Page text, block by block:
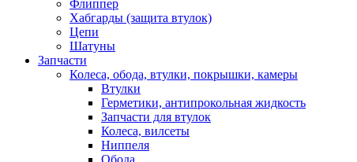
Флиппер
Хабгарды (защита втулок)
Цепи
Шатуны
Запчасти
Колеса, обода, втулки, покрышки, камеры
Втулки
Герметики, антипрокольная жидкость
Запчасти для втулок
Колеса, вилсеты
Ниппеля
Обода